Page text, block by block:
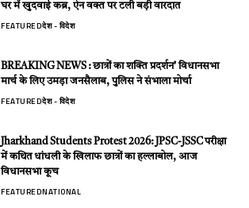
घर में खुदवाई कब्र, ऐन वक्त पर टली बड़ी वारदात
FEATUREDदेश - विदेश
BREAKING NEWS : छात्रों का शक्ति प्रदर्शन’ विधानसभा
मार्च के लिए उमड़ा जनसैलाब, पुलिस ने संभाला मोर्चा
FEATUREDदेश - विदेश
Jharkhand Students Protest 2026: JPSC-JSSC परीक्षा
में कथित धांधली के खिलाफ छात्रों का हल्लाबोल, आज
विधानसभा कूच
FEATUREDNATIONAL